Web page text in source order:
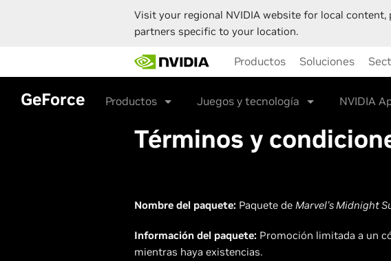
Visit your regional NVIDIA website for local
partners specific to your location.
main
content
Productos Soluciones
GeForce Productos Juegos y tecnología NVIDIA
Términos y
Nombre del paquete: Paquete de Marvel's Midnight
Información del paquete: Promoción limitada a un
mientras haya existencias.